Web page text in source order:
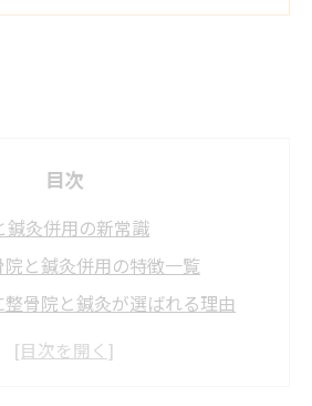
目次
鍼灸併用の新常識
と鍼灸併用の特徴一覧
骨院と鍼灸が選ばれる理由
鍼灸のメリット解説